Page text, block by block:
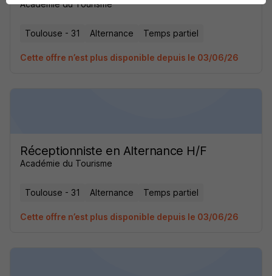
Académie du Tourisme
Toulouse - 31 Alternance Temps partiel
Cette offre n’est plus disponible depuis le 03/06/26
Réceptionniste en Alternance H/F
Académie du Tourisme
Toulouse - 31 Alternance Temps partiel
Cette offre n’est plus disponible depuis le 03/06/26